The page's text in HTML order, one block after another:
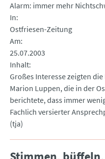
Alarm: immer mehr
In
Ostfriesen-Zeitung
Am
25.07.2003
Inhalt
Großes Interesse zeigten
Marion Luppen, die in der
berichtete, dass immer
Fachlich versierter
(tja)